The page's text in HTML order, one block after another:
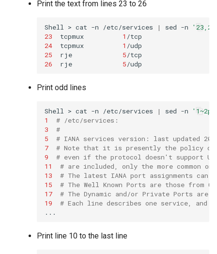
Print the text from lines 23 to 26
Shell > cat -n /etc/services | sed -n
23
tcpmux 1 /tcp
24
tcpmux 1 /udp
25
rje 5/tcp
26
rje 5/udp
Print odd lines
Shell > cat -n /etc/services | sed -n
'1~2p'
1
# /etc/services:
3
#
5
# IANA services version: last updated
7
# Note that it is presently the policy of
9
# even if the protocol doesn't support
11
# are included, only the more common
13
# The latest IANA port assignments can
15
# The Well Known Ports are those from 0
17
# The Dynamic and/or Private Ports are
19
# Each line describes one service, and
Print line 10 to the last line